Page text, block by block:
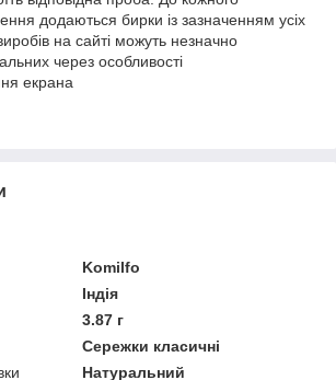
додаються бирки із зазначенням усіх
на сайті можуть незначно
через особливості
екрана
Komilfo
Індія
3.87 г
Сережки класичні
Натуральний